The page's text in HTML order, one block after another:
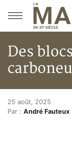
Aller au menu
Aller au contenu
Des
Accueil
Articles
Des blocs
Des
25 août, 2025
Par : André Fauteux